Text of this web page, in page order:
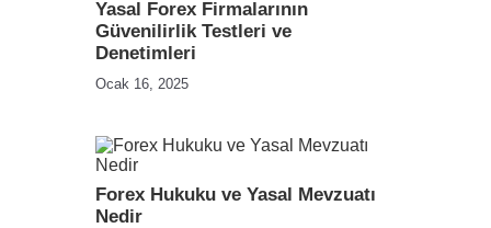
Yasal Forex Firmalarının
Güvenilirlik Testleri ve
Denetimleri
Ocak 16, 2025
Forex Hukuku ve Yasal Mevzuatı
Nedir